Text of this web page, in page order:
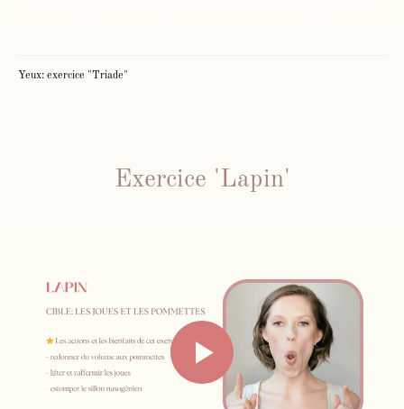
Yeux: exercice "Triade"
Exercice 'Lapin'